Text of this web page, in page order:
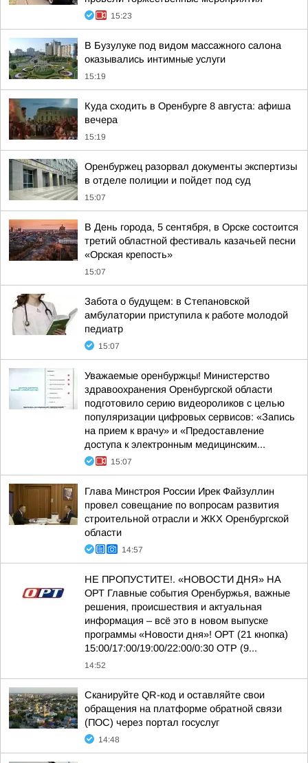
15:23
В Бузулуке под видом массажного салона
оказывались интимные услуги
15:19
Куда сходить в Оренбурге 8 августа: афиша
вечера
15:19
Оренбуржец разорвал документы экспертизы
в отделе полиции и пойдет под суд
15:07
В День города, 5 сентября, в Орске состоится
третий областной фестиваль казачьей песни
«Орская крепость»
15:07
Забота о будущем: в Степановской
амбулатории приступила к работе молодой
педиатр
15:07
Уважаемые оренбуржцы! Министерство
здравоохранения Оренбургской области
подготовило серию видеороликов с целью
популяризации цифровых сервисов: «Запись
на прием к врачу» и «Предоставление
доступа к электронным медицинским...
15:07
Глава Минстроя России Ирек Файзуллин
провел совещание по вопросам развития
строительной отрасли и ЖКХ Оренбургской
области
14:57
НЕ ПРОПУСТИТЕ!. «НОВОСТИ ДНЯ» НА
ОРТ Главные события Оренбуржья, важные
решения, происшествия и актуальная
информация – всё это в новом выпуске
программы «Новости дня»! ОРТ (21 кнопка)
15:00/17:00/19:00/22:00/0:30 ОТР (9...
14:52
Сканируйте QR-код и оставляйте свои
обращения на платформе обратной связи
(ПОС) через портал госуслуг
14:48